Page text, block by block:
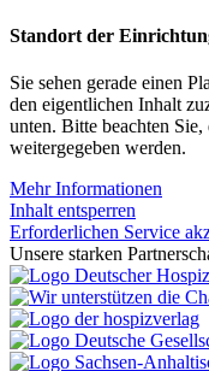
Standort der
Sie sehen gerade einen
den eigentlichen Inhalt
unten. Bitte beachten
weitergegeben werden.
Mehr Informationen
Inhalt entsperren
Erforderlichen Service
Unsere starken